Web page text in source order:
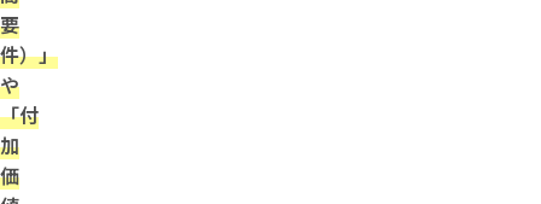
要
件）」
や
「付
加
価